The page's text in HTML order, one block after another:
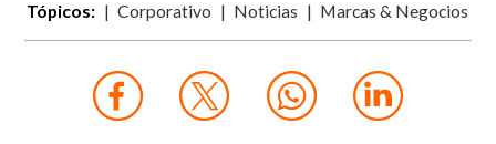
Tópicos: Corporativo Noticias Marcas & Negocios